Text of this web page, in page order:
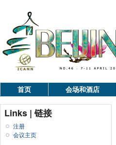
首页 会场和酒店
Links | 链接
注册
会议主页